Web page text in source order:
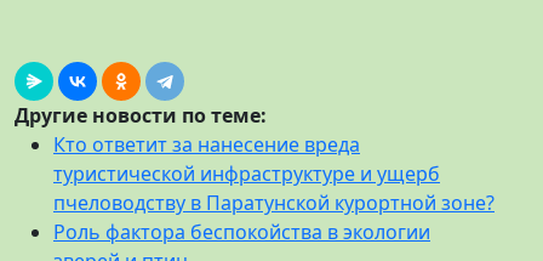
Другие новости по теме:
Кто ответит за нанесение вреда
туристической инфраструктуре и ущерб
пчеловодству в Паратунской курортной зоне?
Роль фактора беспокойства в экологии